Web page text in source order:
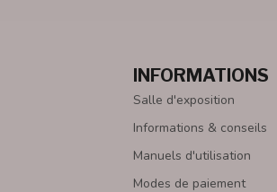
INFORMATIONS
Salle d'exposition
Informations & conseils
Manuels d'utilisation
Modes de paiement